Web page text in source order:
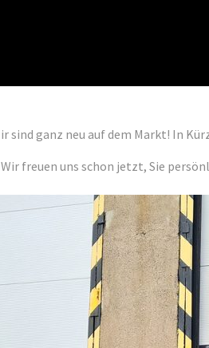
ir sind ganz neu auf dem Markt! In
Wir freuen uns schon jetzt, Sie